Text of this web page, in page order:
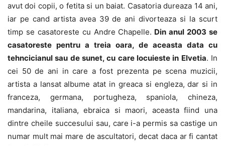
avut doi copii, o fetita si un baiat. Casatoria dureaza 14 ani,
iar pe cand artista avea 39 de ani divorteaza si la scurt
timp se casatoreste cu Andre Chapelle. Din anul 2003 se
casatoreste pentru a treia oara, de aceasta data cu
tehncicianul sau de sunet, cu care locuieste in Elvetia. In
cei 50 de ani in care a fost prezenta pe scena muzicii,
artista a lansat albume atat in greaca si engleza, dar si in
franceza, germana, portugheza, spaniola, chineza,
mandarina, italiana, ebraica si maori, aceasta fiind una
dintre cheile succesului sau, care i-a permis sa castige un
numar mult mai mare de ascultatori, decat daca ar fi cantat